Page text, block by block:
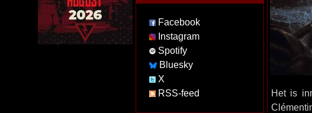
Facebook
Instagram
Spotify
Bluesky
X
RSS-feed
Het is